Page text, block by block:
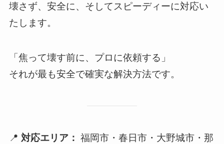
壊さず、安全に、そしてスピーディーに対応い
たします。
「焦って壊す前に、プロに依頼する」
それが最も安全で確実な解決方法です。
📍 対応エリア： 福岡市・春日市・大野城市・那